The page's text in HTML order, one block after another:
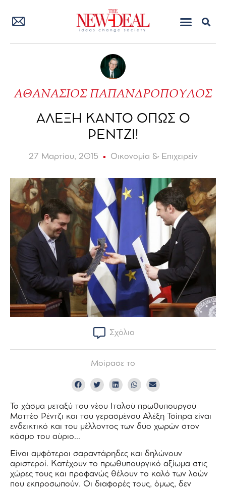
ΑΘΑΝΑΣΙΟΣ ΠΑΠΑΝΔΡΟΠΟΥΛΟΣ
ΑΛΕΞΗ ΚΑΝΤΟ ΟΠΩΣ Ο
ΡΕΝΤΖΙ!
27 Μαρτίου, 2015 Οικονομία & Επιχειρείν
Σχόλια
Μοίρασε το
Το χάσμα μεταξύ του νέου Ιταλού πρωθυπουργού
Ματτέο Ρέντζι και του γερασμένου Αλέξη Τσίπρα είναι
ενδεικτικό και του μέλλοντος των δύο χωρών στον
κόσμο του αύριο…
Είναι αμφότεροι σαραντάρηδες και δηλώνουν
αριστεροί. Κατέχουν το πρωθυπουργικό αξίωμα στις
χώρες τους και προφανώς θέλουν το καλό των λαών
που εκπροσωπούν. Οι διαφορές τους, όμως, δεν